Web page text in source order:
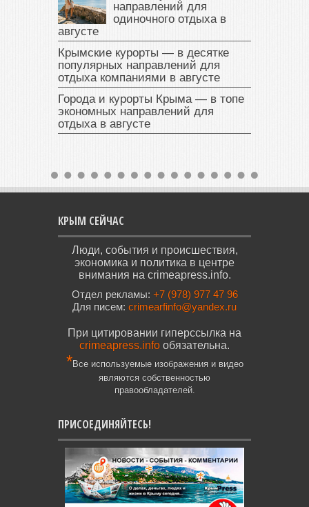
направлений для
одиночного отдыха в
августе
Крымские курорты — в десятке
популярных направлений для
отдыха компаниями в августе
Города и курорты Крыма — в топе
экономных направлений для
отдыха в августе
КРЫМ СЕЙЧАС
Люди, события и происшествия,
экономика и политика в центре
внимания на crimeapress.info.
Отдел рекламы: +7 (978) 977 47 96
Для писем: crimearfinfo@yandex.ru
При цитировании гиперссылка на
crimeapress.info обязательна.
*Все используемые изображения и видео
являются собственностью
правообладателей.
ПРИСОЕДИНЯЙТЕСЬ!